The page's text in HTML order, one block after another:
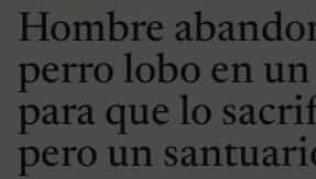
Hombre
perro lobo en
para que lo
pero un